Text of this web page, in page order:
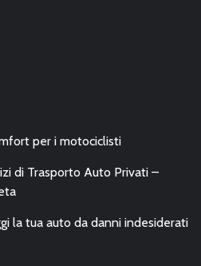
per i motociclisti
di Trasporto Auto Privati –
la tua auto da danni indesiderati